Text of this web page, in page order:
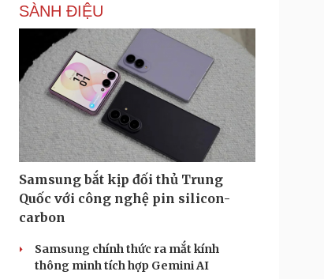
SÀNH ĐIỆU
Samsung bắt kịp đối thủ Trung
Quốc với công nghệ pin silicon-
carbon
Samsung chính thức ra mắt kính
thông minh tích hợp Gemini AI